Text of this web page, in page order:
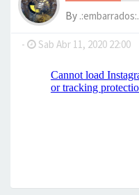
By .:embarrados:.
- Sab Abr 11, 2020 22:00